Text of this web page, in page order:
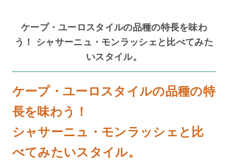
ケープ・ユーロスタイルの品種の特長を味わ
う！ シャサーニュ・モンラッシェと比べてみた
いスタイル。
ケープ・ユーロスタイルの品種の特
長を味わう！
シャサーニュ・モンラッシェと比
べてみたいスタイル。